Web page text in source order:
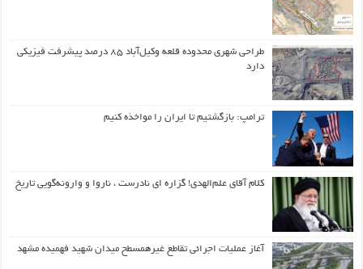
طراحی شهری محدوده قلعه وکیل‌آباد ۸۵ درصد پیشرفت فیزیکی
دارد
ترامپ: بازگشتیم تا ایران را مواخذه کنیم
کلام آقای علم‌الهدی! گزاره ای نادرست ، ناروا و وارونه‌گویی تاریخ
آغاز عملیات اجرائی تقاطع غیرهمسطح میدان شهید فهمیده مشهد